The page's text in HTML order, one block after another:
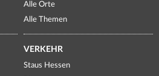
Alle Orte
Alle Themen
VERKEHR
Staus Hessen